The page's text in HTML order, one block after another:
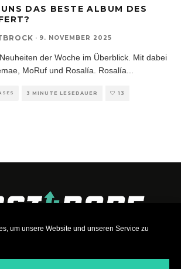
um unsere Website und unseren Service zu
DAS BESTE ALBUM DES
· 9. NOVEMBER 2025
der Woche im Überblick. Mit dabei
MoRuf und Rosalía. Rosalía
3 MINUTE LESEDAUER 13